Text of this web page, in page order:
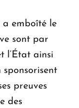
a emboîté le
sont par
l’État ainsi
preuves
des